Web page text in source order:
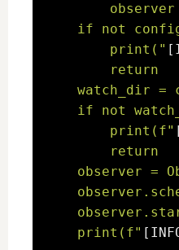
observer
if not
        print("
        return
watch_dir =
if not
        print(f"
        return
observer =
    print(f"